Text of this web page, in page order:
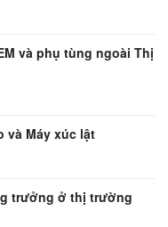
và phụ tùng ngoài Thị
và Máy xúc lật
trưởng ở thị trường